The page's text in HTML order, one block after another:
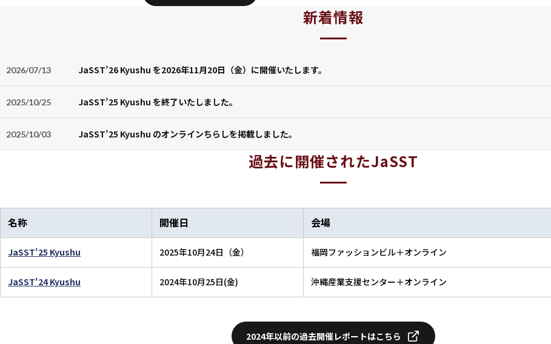
新着情報
2026/07/13 JaSST’26 Kyushu を2026年11月20日（金）に開催いたします。
2025/10/25 JaSST’25 Kyushu を終了いたしました。
2025/10/03 JaSST’25 Kyushu のオンラインちらしを掲載しました。
過去に開催されたJaSST
名称 開催日 会場
JaSST'25 Kyushu 2025年10月24日（金） 福岡ファッションビル＋オンライン
JaSST'24 Kyushu 2024年10月25日(金) 沖縄産業支援センター＋オンライン
2024年以前の過去開催レポートはこちら